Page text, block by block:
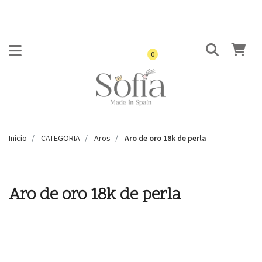
0
Inicio CATEGORIA Aros Aro de oro 18k de perla
Aro de oro 18k de perla